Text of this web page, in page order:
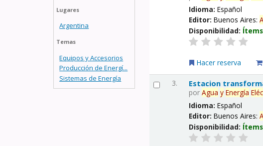
Lugares
Argentina
Temas
Equipos y Accesorios
Producción de Energí...
Sistemas de Energía
Idioma:Español
Editor:Buenos Aires:
Disponibilidad:
Hacer reserva
3. Estacion
porAgua y Energía
Idioma:Español
Editor:Buenos Aires:
Disponibilidad: